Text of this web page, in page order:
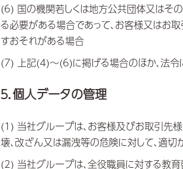
(6) 国の機関若しくは地方公共団体又はそ
る必要がある場合であって、お客様又はお
すおそれがある場合
(7) 上記(4)～(6)に掲げる場合のほか、法令
５．個人データの管理
(1) 当社グループは、お客様及びお取引先
壊、改ざん又は漏洩等の危険に対して、適
(2) 当社グループは、全役職員に対する教育